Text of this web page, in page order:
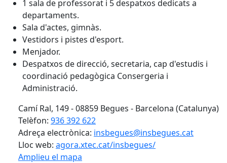
1 sala de professorat i 5 despatxos dedicats a
departaments.
Sala d'actes, gimnàs.
Vestidors i pistes d'esport.
Menjador.
Despatxos de direcció, secretaria, cap d'estudis i
coordinació pedagògica Consergeria i
Administració.
Camí Ral, 149 - 08859 Begues - Barcelona (Catalunya)
Telèfon: 936 392 622
Adreça electrònica: insbegues@insbegues.cat
Lloc web: agora.xtec.cat/insbegues/
Amplieu el mapa